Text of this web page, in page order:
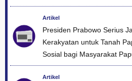
Artikel
Presiden Prabowo Serius
Kerakyatan untuk Tanah
Sosial bagi Masyarakat
Artikel